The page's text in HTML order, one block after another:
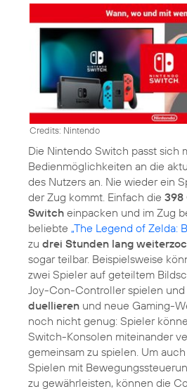
Credits: Nintendo
Die Nintendo Switch passt sich
Bedienmöglichkeiten an die
des Nutzers an. Nie wieder ein
der Zug kommt. Einfach die 398
Switch einpacken und im Zug
beliebte „The Legend of Zelda:
zu drei Stunden lang
sogar teilbar. Beispielsweise
zwei Spieler auf geteiltem
Joy-Con-Controller spielen und
duellieren und neue Gaming-
noch nicht genug: Spieler
Switch-Konsolen miteinander
gemeinsam zu spielen. Um
Spielen mit
zu gewährleisten, können die